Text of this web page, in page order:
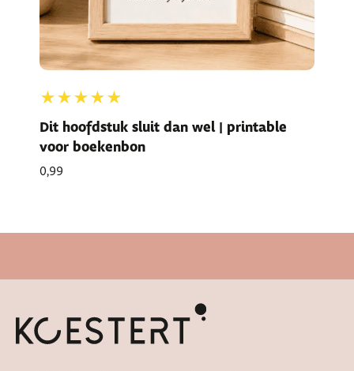
★★★★★
Dit hoofdstuk sluit dan wel | printable
voor boekenbon
0,99